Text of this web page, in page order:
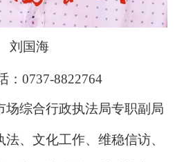
刘国海
：0737-8822764
场综合行政执法局专职副局
法、 文化工作、 维稳信访、